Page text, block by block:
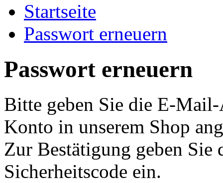
Startseite
Passwort erneuern
Passwort erneuern
Bitte geben Sie die E-
Konto in unserem Shop
Zur Bestätigung geben Sie
Sicherheitscode ein.